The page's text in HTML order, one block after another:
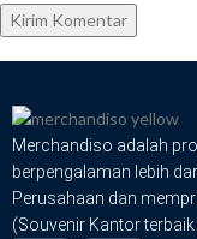
Merchandiso adalah
berpengalaman lebih
Perusahaan dan
(Souvenir Kantor